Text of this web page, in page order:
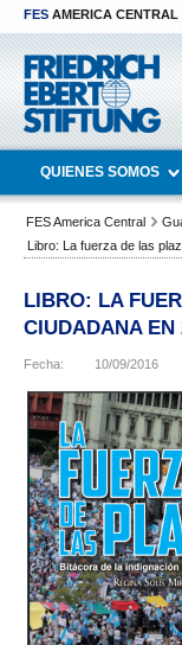
FES AMERICA CENTRAL
QUIENES SOMOS
FES America Central
Libro: La fuerza de las
LIBRO: LA
CIUDADANA EN
Fecha: 10/09/2016